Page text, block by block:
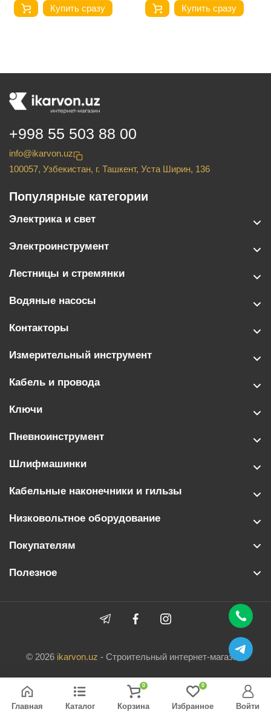
Купить сразу Купить сразу
+998 55 503 88 00
info@ikarvon.uz
100057, Узбекистан, г. Ташкент, Уста Ширин, 136
Популярные категории
Электрика и свет
Электроинструмент
Лестницы и стремянки
Водяные насосы
Контакторы
Измерительный инструмент
Кабель и провода
Ключи
Пневноинструмент
Шлифмашинки
Кабельные наконечники и гильзы
Низковольтное оборудование
Покупателям
Полезное
© 2026 ikarvon.uz - Строительный интернет-магазин.
Главная Каталог
0
Корзина
0
Избранное Войти